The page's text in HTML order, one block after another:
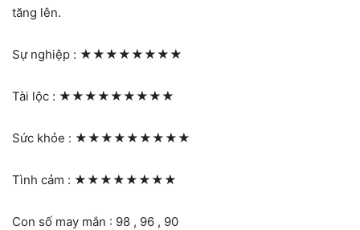
tăng lên.
Sự nghiệp : ★★★★★★★★
Tài lộc : ★★★★★★★★★
Sức khỏe : ★★★★★★★★★
Tình cảm : ★★★★★★★★
Con số may mắn : 98 , 96 , 90